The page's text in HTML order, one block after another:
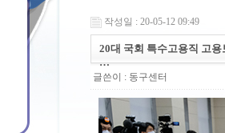
작성일 : 20-05-12 09:49
20대 국회 특수고용직 고
…
글쓴이 : 동구센터